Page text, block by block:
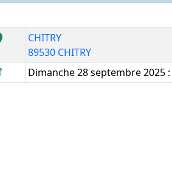
CHITRY
89530 CHITRY
Dimanche 28 septembre 2025 :